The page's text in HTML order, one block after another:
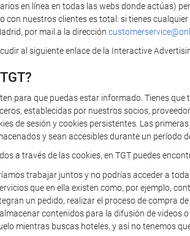
en línea en todas las webs donde actúas)
nuestros clientes es total: si tienes
por mail a la dirección
al siguiente enlace de la Interactive
para que puedas estar informado. Tienes
establecidas por nuestros socios,
de sesión y cookies persistentes. Las
y sean accesibles durante un período
a través de las cookies, en TGT puedes
trabajar juntos y no podrías acceder a
que en ella existen como, por ejemplo,
un pedido, realizar el proceso de compra
contenidos para la difusión de videos
mientras buscas hoteles, y así no tenemos